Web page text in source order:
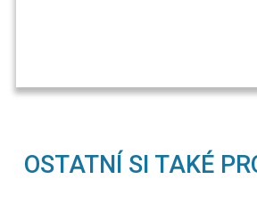
OSTATNÍ SI TAKÉ